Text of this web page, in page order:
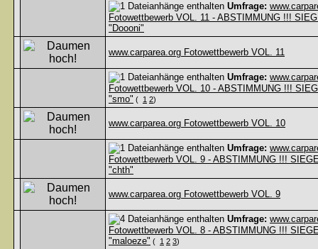
Umfrage:
Fotowettbewerb VOL. 11 - ABSTIMMUNG !!!
"Doooni"
www.carparea.org Fotowettbewerb VOL. 11
Umfrage:
Fotowettbewerb VOL. 10 - ABSTIMMUNG !!!
"smo" ( 1 2)
www.carparea.org Fotowettbewerb VOL. 10
Umfrage:
Fotowettbewerb VOL. 9 - ABSTIMMUNG !!!
"chth"
www.carparea.org Fotowettbewerb VOL. 9
Umfrage:
Fotowettbewerb VOL. 8 - ABSTIMMUNG !!!
"maloeze" ( 1 2 3)